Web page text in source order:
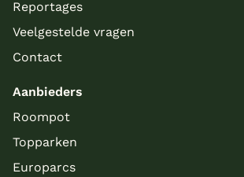
Reportages
Veelgestelde vragen
Contact
Aanbieders
Roompot
Topparken
Europarcs